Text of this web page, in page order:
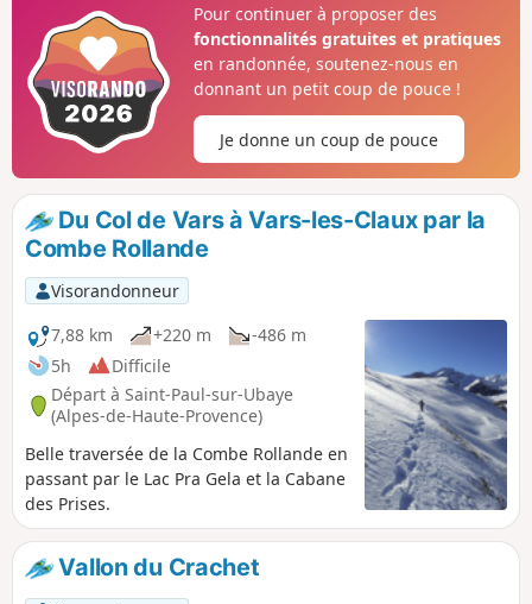
qui convient le mieux.Pour continuer à proposer des
fonctionnalités gratuites et pratiques
en randonnée, soutenez-nous en
donnant un petit coup de pouce !
Je donne un coup de pouce
Du Col de Vars à Vars-les-Claux par la
Combe Rollande
Visorandonneur
7,88 km
+220 m
-486 m
5h
Difficile
Départ à Saint-Paul-sur-Ubaye
(Alpes-de-Haute-Provence)
Belle traversée de la Combe Rollande en
passant par le Lac Pra Gela et la Cabane
des Prises.
Vallon du Crachet